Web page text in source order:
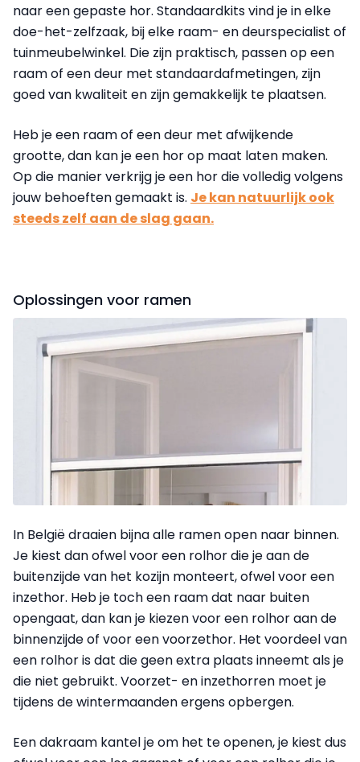
naar een gepaste hor. Standaardkits vind je in elke
doe-het-zelfzaak, bij elke raam- en deurspecialist of
tuinmeubel­winkel. Die zijn praktisch, passen op een
raam of een deur met standaardafmetingen, zijn
goed van kwaliteit en zijn gemakkelijk te plaatsen.
Heb je een raam of een deur met afwijkende
grootte, dan kan je een hor op maat laten maken.
Op die manier verkrijg je een hor die volledig volgens
jouw behoeften gemaakt is. Je kan natuurlijk ook
steeds zelf aan de slag gaan.
Oplossingen voor ramen
In België draaien bijna alle ramen open naar binnen.
Je kiest dan ofwel voor een rolhor die je aan de
buitenzijde van het kozijn monteert, ofwel voor een
inzethor. Heb je toch een raam dat naar buiten
opengaat, dan kan je kiezen voor een rolhor aan de
binnenzijde of voor een voorzethor. Het voordeel van
een rolhor is dat die geen extra plaats inneemt als je
die niet gebruikt. Voorzet- en inzet­horren moet je
tijdens de wintermaanden ergens opbergen.
Een dakraam kantel je om het te openen, je kiest dus